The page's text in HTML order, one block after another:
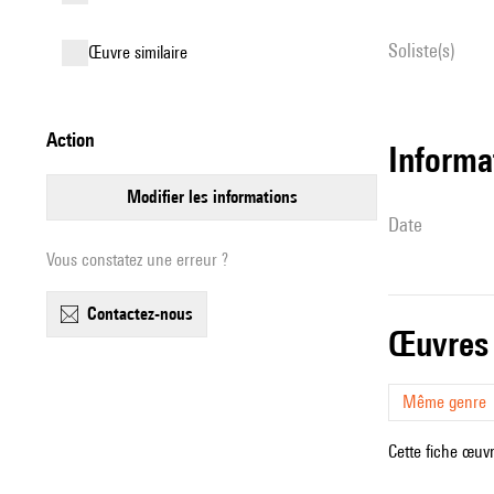
œuvre similaire
action
modifier les informations
Vous constatez une erreur ?
contactez-nous
Soliste(s)
date
Même genre
Cette fiche